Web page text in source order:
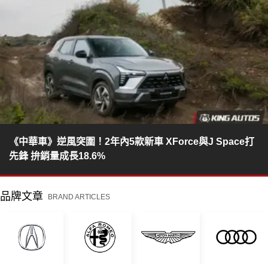
《中華車》逆風突圍！2年內5款新車 XForce與J Space打
先鋒 拚銷量成長18.6%
品牌文章 BRAND ARTICLES